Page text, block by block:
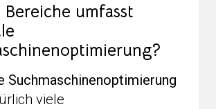
umfasst
Suchmaschinenoptimierung
viele